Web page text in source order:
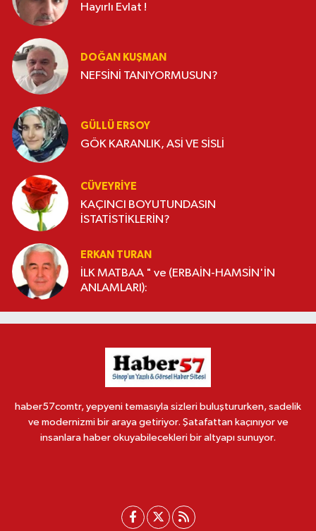
Hayırlı Evlat !
DOĞAN KUŞMAN
NEFSİNİ TANIYORMUSUN?
GÜLLÜ ERSOY
GÖK KARANLIK, ASİ VE SİSLİ
CÜVEYRIYE
KAÇINCI BOYUTUNDASIN
İSTATİSTİKLERİN?
ERKAN TURAN
İLK MATBAA " ve (ERBAİN-HAMSİN'İN
ANLAMLARI):
haber57comtr, yepyeni temasıyla sizleri buluştururken, sadelik
ve modernizmi bir araya getiriyor. Şatafattan kaçınıyor ve
insanlara haber okuyabilecekleri bir altyapı sunuyor.